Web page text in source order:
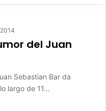
del Juan
Sebastian Bar da
largo de 11…